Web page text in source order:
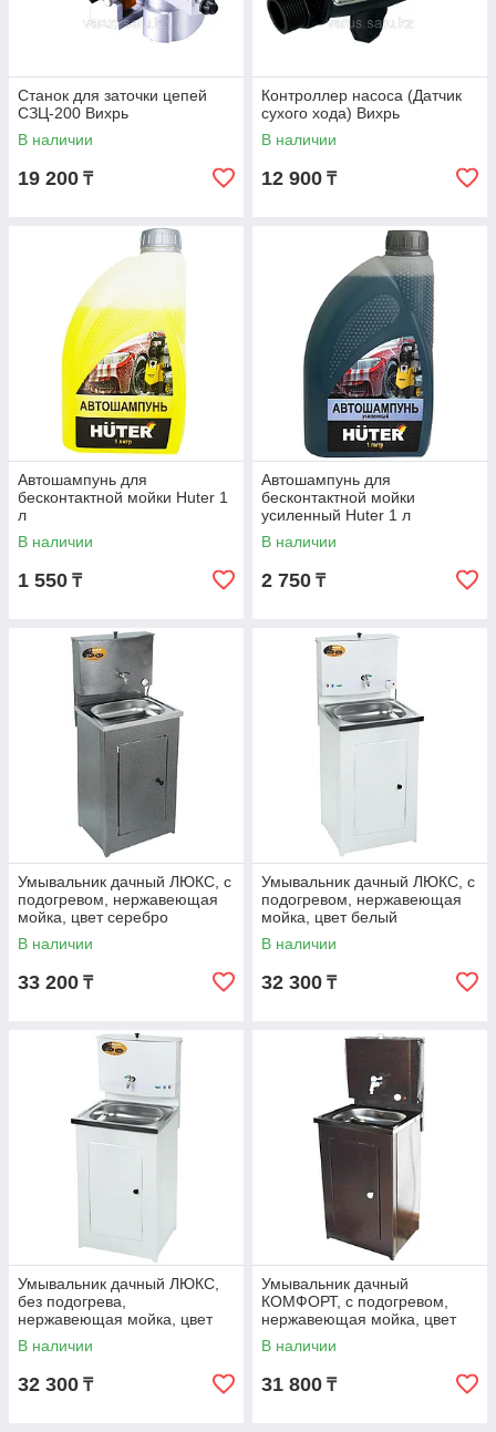
Станок для заточки цепей
СЗЦ-200 Вихрь
В наличии
19 200 ₸
Контроллер насоса (Датчик
сухого хода) Вихрь
В наличии
12 900 ₸
Автошампунь для
бесконтактной мойки Huter 1
л
В наличии
1 550 ₸
Автошампунь для
бесконтактной мойки
усиленный Huter 1 л
В наличии
2 750 ₸
Умывальник дачный ЛЮКС, с
подогревом, нержавеющая
мойка, цвет серебро
В наличии
33 200 ₸
Умывальник дачный ЛЮКС, с
подогревом, нержавеющая
мойка, цвет белый
В наличии
32 300 ₸
Умывальник дачный ЛЮКС,
без подогрева,
нержавеющая мойка, цвет
белый
В наличии
32 300 ₸
Умывальник дачный
КОМФОРТ, с подогревом,
нержавеющая мойка, цвет
медь
В наличии
31 800 ₸